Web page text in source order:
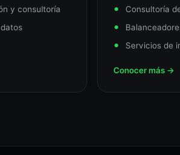
y consultoría
Consultoría
Servicios de
Conocer más →